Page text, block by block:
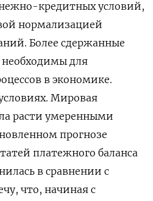
кредитных условий,
нормализацией
Более сдержанные
для
в экономике.
Мировая
расти умеренными
прогнозе
платежного баланса
в сравнении с
что, начиная с